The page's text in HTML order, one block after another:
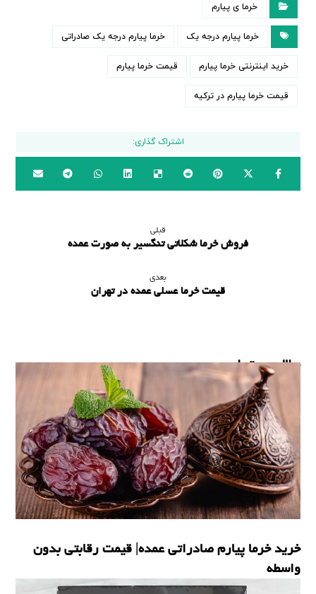
خرما ی پیارم
خرما پیارم درجه یک خرما پیارم درجه یک صادراتی
خرید اینترنتی خرما پیارم قیمت خرما پیارم
قیمت خرما پیارم در ترکیه
قبلی
فروش خرما شکلاتی تنگسیر به صورت عمده
بعدی
قیمت خرما عسلی عمده در تهران
مطالب مرتبط ...
خرید خرما پیارم صادراتی عمده| قیمت رقابتی بدون
واسطه